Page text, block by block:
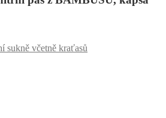
sukně včetně kraťasů